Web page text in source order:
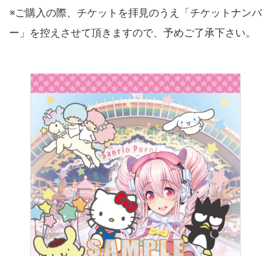
※ご購入の際、チケットを拝見のうえ「チケットナンバ
ー」を控えさせて頂きますので、予めご了承下さい。